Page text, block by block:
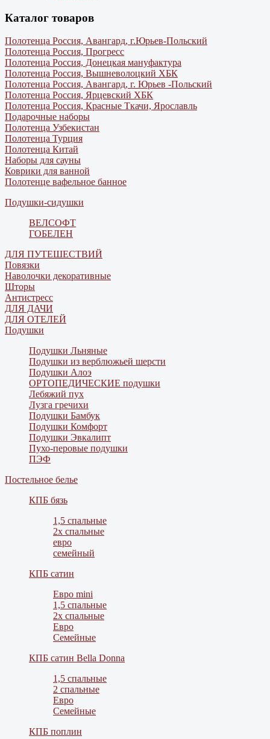
Каталог товаров
Полотенца Россия, Авангард, г.Юрьев-Польский
Полотенца Россия, Прогресс
Полотенца Россия, Донецкая мануфактура
Полотенца Россия, Вышневолоцкий ХБК
Полотенца Россия, Авангард, г. Юрьев -Польский
Полотенца Россия, Ярцевский ХБК
Полотенца Россия, Красные Ткачи, Ярославль
Подарочные наборы
Полотенца Узбекистан
Полотенца Турция
Полотенца Китай
Наборы для сауны
Коврики для ванной
Полотенце вафельное банное
Подушки-сидушки
ВЕЛСОФТ
ГОБЕЛЕН
ДЛЯ ПУТЕШЕСТВИЙ
Повязки
Наволочки декоративные
Шторы
Антистресс
ДЛЯ ДАЧИ
ДЛЯ ОТЕЛЕЙ
Подушки
Подушки Льняные
Подушки из верблюжьей шерсти
Подушки Алоэ
ОРТОПЕДИЧЕСКИЕ подушки
Лебяжий пух
Лузга гречихи
Подушки Бамбук
Подушки Комфорт
Подушки Эвкалипт
Пухо-перовые подушки
ПЭФ
Постельное белье
КПБ бязь
1,5 спальные
2х спальные
евро
семейный
КПБ сатин
Евро mini
1,5 спальные
2х спальные
Евро
Семейные
КПБ сатин Bella Donna
1,5 спальные
2 спальные
Евро
Семейные
КПБ поплин